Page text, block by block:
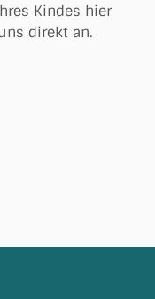
Kindes hier
direkt an.